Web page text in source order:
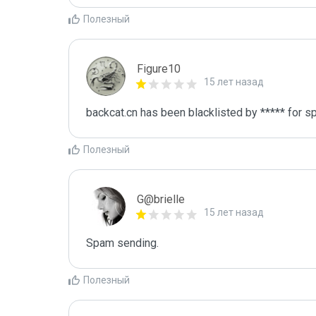
Полезный
Figure10
15 лет назад
backcat.cn has been blacklisted by ***** for
Полезный
G@brielle
15 лет назад
Spam sending.
Полезный